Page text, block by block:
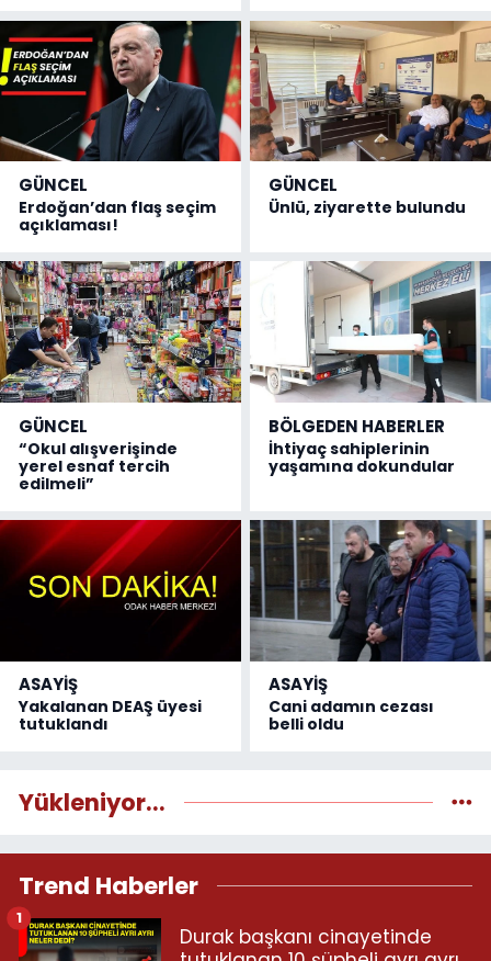
GÜNCEL
Erdoğan’dan flaş seçim
açıklaması!
GÜNCEL
Ünlü, ziyarette bulundu
GÜNCEL
“Okul alışverişinde
yerel esnaf tercih
edilmeli”
BÖLGEDEN HABERLER
İhtiyaç sahiplerinin
yaşamına dokundular
ASAYİŞ
Yakalanan DEAŞ üyesi
tutuklandı
ASAYİŞ
Cani adamın cezası
belli oldu
Yükleniyor...
Trend Haberler
Durak başkanı cinayetinde
1